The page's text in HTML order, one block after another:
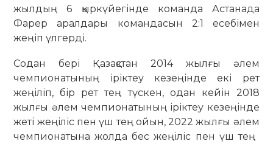
жылдың 6 қыркүйегінде команда Астанада
Фарер аралдары командасын 2:1 есебімен
жеңіп үлгерді.
Содан бері Қазақстан 2014 жылғы әлем
чемпионатының іріктеу кезеңінде екі рет
жеңіліп, бір рет тең түскен, одан кейін 2018
жылғы әлем чемпионатының іріктеу кезеңінде
жеті жеңіліс пен үш тең ​​ойын, 2022 жылғы әлем
чемпионатына жолда бес жеңіліс пен үш тең ​​